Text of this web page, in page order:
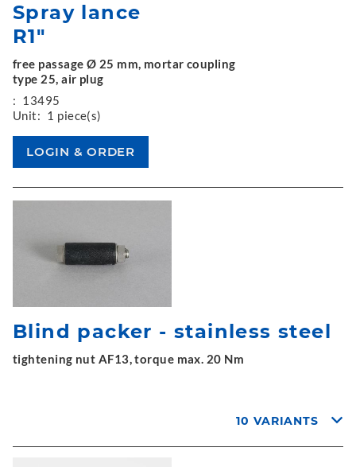
Spray lance
R1"
free passage Ø 25 mm, mortar coupling
type 25, air plug
: 13495
Unit: 1 piece(s)
Blind packer - stainless steel
tightening nut AF13, torque max. 20 Nm
10 VARIANTS